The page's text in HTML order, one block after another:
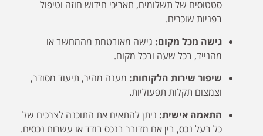
סטטוסים של תשלומים, תאריכי חידוש חוזה וטיפול
בפניות שוכרים.
גישה מכל מקום: גישה מאובטחת מהמחשב או
מהנייד, בכל שעה ובכל מקום.
שיפור שירות הלקוחות: מענה מהיר, תיעוד מסודר,
וצמצום תקלות תפעוליות.
התאמה אישית: ניתן להתאים את התוכנה לצרכים של
כל בעל נכס, בין אם מדובר בנכס בודד או עשרות נכסים.